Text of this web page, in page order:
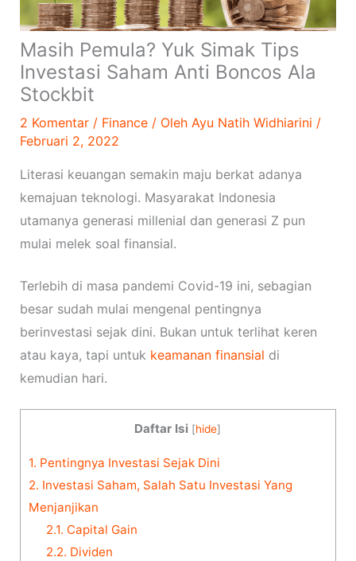
Masih Pemula? Yuk Simak Tips
Investasi Saham Anti Boncos Ala
Stockbit
2 Komentar / Finance/ Oleh Ayu Natih Widhiarini /
Februari 2, 2022
Literasi keuangan semakin maju berkat adanya
kemajuan teknologi. Masyarakat Indonesia
utamanya generasi millenial dan generasi Z pun
mulai melek soal finansial.
Terlebih di masa pandemi Covid-19 ini, sebagian
besar sudah mulai mengenal pentingnya
berinvestasi sejak dini. Bukan untuk terlihat keren
atau kaya, tapi untuk keamanan finansial di
kemudian hari.
Daftar Isi [hide]
1. Pentingnya Investasi Sejak Dini
2. Investasi Saham, Salah Satu Investasi Yang
Menjanjikan
2.1. Capital Gain
2.2. Dividen